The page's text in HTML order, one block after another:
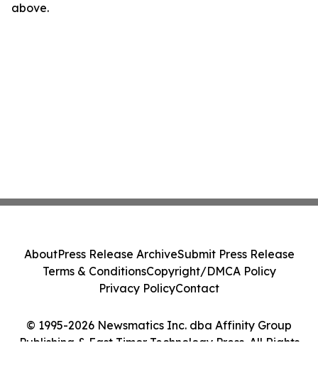
above.
© 1995-2026 Newsmatics Inc. dba Affinity Group
Publishing & East Timor Technology Press. All Rights
AboutPress Release ArchiveSubmit Press Release
Terms & ConditionsCopyright/DMCA Policy
Privacy PolicyContact